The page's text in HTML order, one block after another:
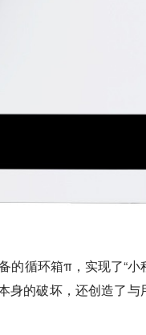
的循环箱π，实现了“小
身的破坏，还创造了与